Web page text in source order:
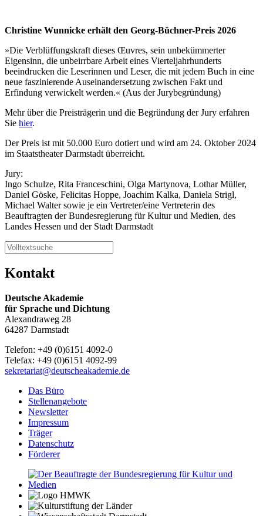
Christine Wunnicke erhält den Georg-Büchner-Preis 2026
»Die Verblüffungskraft dieses Œuvres, sein unbekümmerter
Eigensinn, die unbeirrbare Arbeit eines Vierteljahrhunderts
beeindrucken die Leserinnen und Leser, die mit jedem Buch in eine
neue faszinierende Auseinandersetzung zwischen Fakt und
Erfindung verwickelt werden.« (Aus der Jurybegründung)
Mehr über die Preisträgerin und die Begründung der Jury erfahren
Sie hier.
Der Preis ist mit 50.000 Euro dotiert und wird am 24. Oktober 2024
im Staatstheater Darmstadt überreicht.
Jury:
Ingo Schulze, Rita Franceschini, Olga Martynova, Lothar Müller,
Daniel Göske, Felicitas Hoppe, Joachim Kalka, Daniela Strigl,
Michael Walter sowie je ein Vertreter/eine Vertreterin des
Beauftragten der Bundesregierung für Kultur und Medien, des
Landes Hessen und der Stadt Darmstadt
Kontakt
Deutsche Akademie
für Sprache und Dichtung
Alexandraweg 28
64287 Darmstadt
Telefon: +49 (0)6151 4092-0
Telefax: +49 (0)6151 4092-99
sekretariat@deutscheakademie.de
Das Büro
Stellenangebote
Newsletter
Impressum
Träger
Datenschutz
Förderer